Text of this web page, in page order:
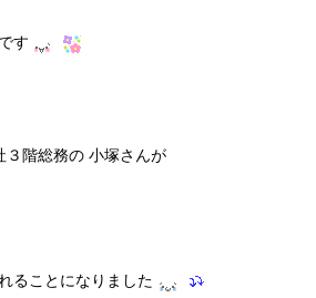
す
階総務の 小塚さんが
ることになりました